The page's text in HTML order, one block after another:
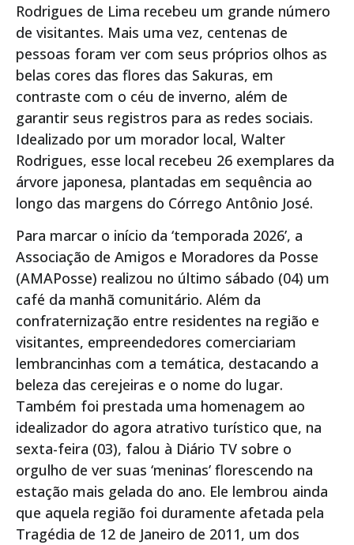
Rodrigues de Lima recebeu um grande número
de visitantes. Mais uma vez, centenas de
pessoas foram ver com seus próprios olhos as
belas cores das flores das Sakuras, em
contraste com o céu de inverno, além de
garantir seus registros para as redes sociais.
Idealizado por um morador local, Walter
Rodrigues, esse local recebeu 26 exemplares da
árvore japonesa, plantadas em sequência ao
longo das margens do Córrego Antônio José.
Para marcar o início da ‘temporada 2026’, a
Associação de Amigos e Moradores da Posse
(AMAPosse) realizou no último sábado (04) um
café da manhã comunitário. Além da
confraternização entre residentes na região e
visitantes, empreendedores comerciariam
lembrancinhas com a temática, destacando a
beleza das cerejeiras e o nome do lugar.
Também foi prestada uma homenagem ao
idealizador do agora atrativo turístico que, na
sexta-feira (03), falou à Diário TV sobre o
orgulho de ver suas ‘meninas’ florescendo na
estação mais gelada do ano. Ele lembrou ainda
que aquela região foi duramente afetada pela
Tragédia de 12 de Janeiro de 2011, um dos